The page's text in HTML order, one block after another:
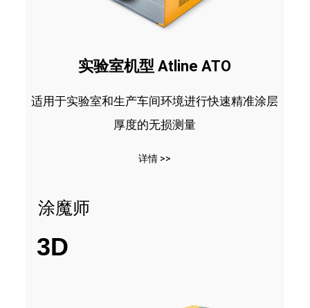
实验室机型 Atline ATO
适用于实验室和生产车间环境进行快速精准涂层
厚度的无损测量
详情 >>
涂魔师
3D